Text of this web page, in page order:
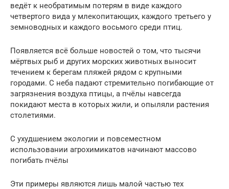
ведёт к необратимым потерям в виде каждого
четвертого вида у млекопитающих, каждого третьего у
земноводных и каждого восьмого среди птиц.
Появляется всё больше новостей о том, что тысячи
мёртвых рыб и других морских животных выносит
течением к берегам пляжей рядом с крупными
городами. С неба падают стремительно погибающие от
загрязнения воздуха птицы, а пчёлы навсегда
покидают места в которых жили, и опыляли растения
столетиями.
С ухудшением экологии и повсеместном
использовании агрохимикатов начинают массово
погибать пчёлы
Эти примеры являются лишь малой частью тех